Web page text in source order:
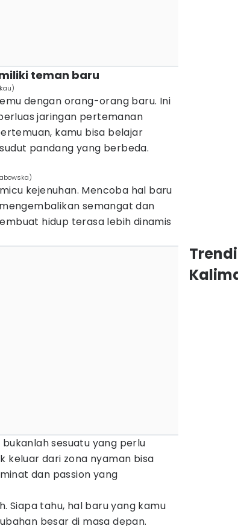
teman baru
dengan orang-orang baru. Ini
jaringan pertemanan
kamu bisa belajar
pandang yang berbeda.
kejenuhan. Mencoba hal baru
semangat dan
hidup terasa lebih dinamis
sesuatu yang perlu
keluar dari zona nyaman bisa
dan passion yang
Siapa tahu, hal baru yang kamu
besar di masa depan.